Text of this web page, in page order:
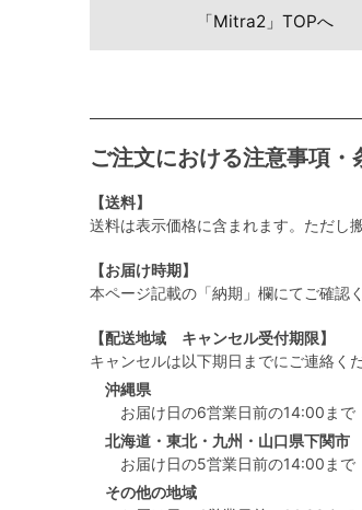
「Mitra2」TOPへ
ご注文における注意事項・
【送料】
送料は表示価格に含まれます。ただし
【お届け時期】
本ページ記載の「納期」欄にてご確認
【配送地域 キャンセル受付期限】
キャンセルは以下期日までにご連絡く
沖縄県
お届け日の6営業日前の14:00まで
北海道・東北・九州・山口県下関市
お届け日の5営業日前の14:00まで
その他の地域